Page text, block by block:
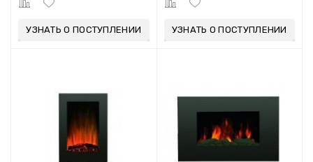
УЗНАТЬ О ПОСТУПЛЕНИИ УЗНАТЬ О ПОСТУПЛЕНИИ